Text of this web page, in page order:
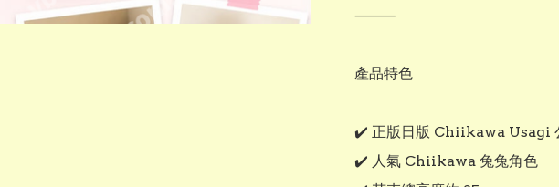
⸻
產品特色
✔️ 正版日版 Chiikawa Usagi
✔️ 人氣 Chiikawa 兔兔角色